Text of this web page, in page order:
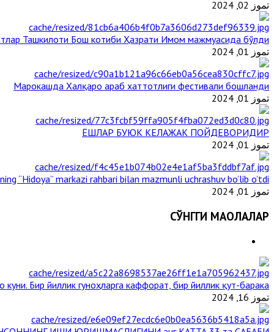
تموز 02, 2024
Ташкилоти Бош котиби Ҳазрати Имом мажмуасида бўлди
تموز 01, 2024
Марокашда Халқаро араб хаттотлиги фестивали бошланди
تموز 01, 2024
ЁШЛАР БУЮК КЕЛАЖАК ПОЙДЕВОРИДИР
تموز 01, 2024
“Hidoya” markazi rahbari bilan mazmunli uchrashuv bo’lib o’tdi
تموز 01, 2024
СЎНГГИ МАҚОЛАЛАР
Бир йиллик гуноҳларга каффорат, бир йиллик қут-барака
تموز 16, 2024